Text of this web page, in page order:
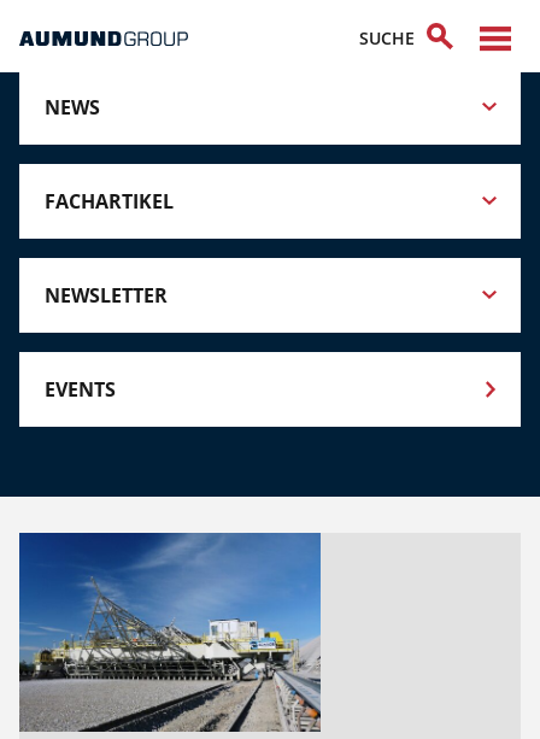
NEWS
FACHARTIKEL
NEWSLETTER
EVENTS